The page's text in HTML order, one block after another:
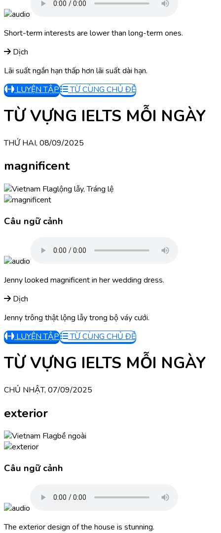
Short-term interests are lower than long-term ones.
Dịch
Lãi suất ngắn hạn thấp hơn lãi suất dài hạn.
LUYỆN TẬP
TỪ CÙNG CHỦ ĐỀ
TỪ VỰNG IELTS MỖI NGÀY
THỨ HAI, 08/09/2025
magnificent
lộng lẫy, Tráng lệ
Câu ngữ cảnh
Jenny looked magnificent in her wedding dress.
Dịch
Jenny trông thật lộng lẫy trong bộ váy cưới.
LUYỆN TẬP
TỪ CÙNG CHỦ ĐỀ
TỪ VỰNG IELTS MỖI NGÀY
CHỦ NHẬT, 07/09/2025
exterior
bề ngoài
Câu ngữ cảnh
The exterior design of the house is stunning.